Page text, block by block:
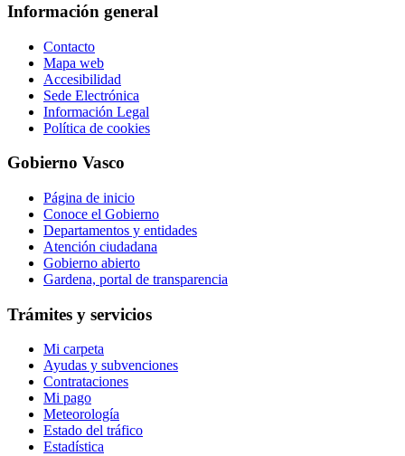
Información general
Contacto
Mapa web
Accesibilidad
Sede Electrónica
Información Legal
Política de cookies
Gobierno Vasco
Página de inicio
Conoce el Gobierno
Departamentos y entidades
Atención ciudadana
Gobierno abierto
Gardena, portal de transparencia
Trámites y servicios
Mi carpeta
Ayudas y subvenciones
Contrataciones
Mi pago
Meteorología
Estado del tráfico
Estadística